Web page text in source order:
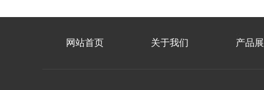
网站首页 关于我们 产品